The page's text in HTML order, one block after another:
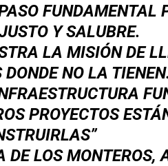
Y SALUBRE.
LA MISIÓN DE
DONDE NO LA
PROYECTOS
DE LOS MONTEROS,